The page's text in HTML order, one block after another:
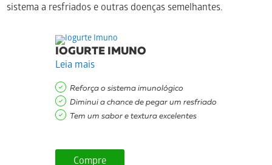
sistema a resfriados e outras doenças semelhantes.
IOGURTE IMUNO
Leia mais
Reforça o sistema imunológico
Diminui a chance de pegar um resfriado
Tem um sabor e textura excelentes
Compre